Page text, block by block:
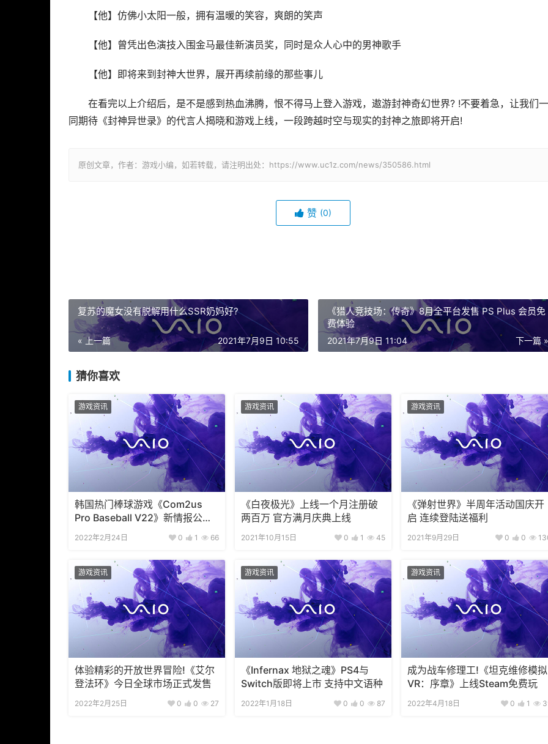
【他】仿佛小太阳一般，拥有温暖的笑容，爽朗的笑声
【他】曾凭出色演技入围金马最佳新演员奖，同时是众人心中的男神歌手
【他】即将来到封神大世界，展开再续前缘的那些事儿
在看完以上介绍后，是不是感到热血沸腾，恨不得马上登入游戏，遨游封神奇幻世界? !不要着急，让我们一
同期待《封神异世录》的代言人揭晓和游戏上线，一段跨越时空与现实的封神之旅即将开启!
原创文章，作者：游戏小编，如若转载，请注明出处：https://www.uc1z.com/news/350586.html
赞 (0)
《猎人竞技场：传奇》8月全平台发售 PS Plus 会员免
费体验
下一篇 »
2021年7月9日 11:04
猜你喜欢
游戏资讯
韩国热门棒球游戏《Com2us
Pro Baseball V22》新情报公布
体验更佳!
2022年2月24日 0 1 66
游戏资讯
《白夜极光》上线一个月注册破
两百万 官方满月庆典上线
2021年10月15日 0 1 45
游戏资讯
《弹射世界》半周年活动国庆开
启 连续登陆送福利
2021年9月29日 0 0
游戏资讯
体验精彩的开放世界冒险!《艾尔
登法环》今日全球市场正式发售
2022年2月25日 0 0 27
游戏资讯
《Infernax 地狱之魂》PS4与
Switch版即将上市 支持中文语种
2022年1月18日 0 0 87
游戏资讯
成为战车修理工!《坦克维修模拟
VR：序章》上线Steam免费玩
2022年4月18日 0 1